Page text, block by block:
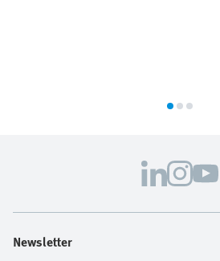
Newsletter